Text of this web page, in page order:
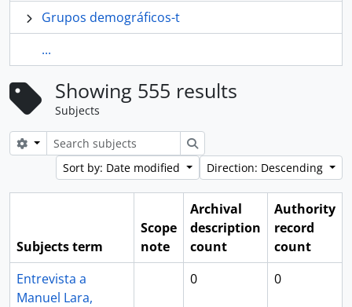
Grupos demográficos-t
...
Showing 555 results
Subjects
Search options
Search
Sort by: Date modified
Direction: Descending
Subjects term
Scope
note
Archival
description
count
Authority
record
count
Entrevista a
Manuel Lara,
0 0